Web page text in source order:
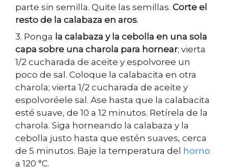
parte sin semilla. Quite las semillas. Corte el
resto de la calabaza en aros.
3. Ponga la calabaza y la cebolla en una sola
capa sobre una charola para hornear; vierta
1/2 cucharada de aceite y espolvoree un
poco de sal. Coloque la calabacita en otra
charola; vierta 1/2 cucharada de aceite y
espolvoréele sal. Ase hasta que la calabacita
esté suave, de 10 a 12 minutos. Retírela de la
charola. Siga horneando la calabaza y la
cebolla justo hasta que estén suaves, cerca
de 5 minutos. Baje la temperatura del horno
a 120 °C.